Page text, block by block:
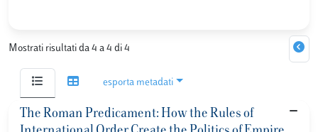
Mostrati risultati da 4 a 4 di 4
esporta metadati
The Roman Predicament: How the Rules of